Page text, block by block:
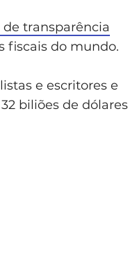
transparência
fiscais do mundo.
e escritores e
biliões de dólares